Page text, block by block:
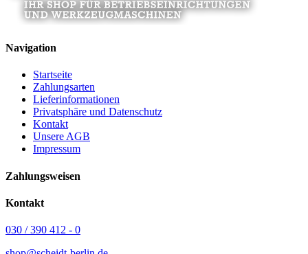
Navigation
Startseite
Zahlungsarten
Lieferinformationen
Privatsphäre und Datenschutz
Kontakt
Unsere AGB
Impressum
Zahlungsweisen
Kontakt
030 / 390 412 - 0